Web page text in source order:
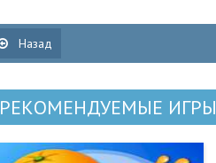
Назад
РЕКОМЕНДУЕМЫЕ ИГРЫ